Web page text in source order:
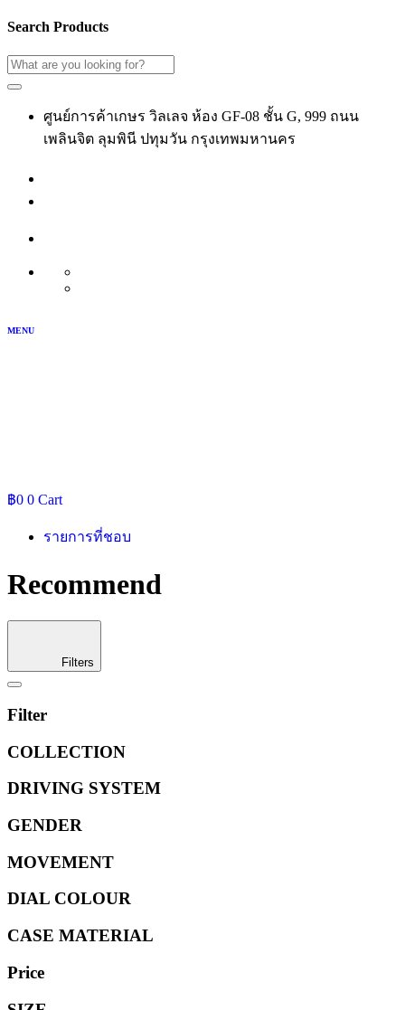
Search Products
ศูนย์การค้าเกษร วิลเลจ ห้อง GF-08 ชั้น G, 999 ถนน
เพลินจิต ลุมพินี ปทุมวัน กรุงเทพมหานคร
MENU
฿0 0 Cart
รายการที่ชอบ
Recommend
Filters
Filter
COLLECTION
DRIVING SYSTEM
GENDER
MOVEMENT
DIAL COLOUR
CASE MATERIAL
Price